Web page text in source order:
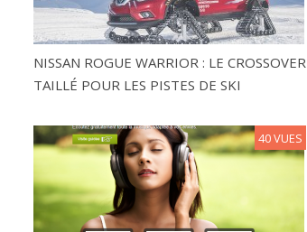
NISSAN ROGUE WARRIOR : LE CROSSOVER
TAILLÉ POUR LES PISTES DE SKI
40 VUES